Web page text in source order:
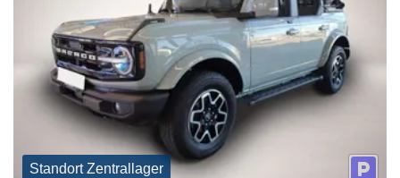
Standort Zentrallager